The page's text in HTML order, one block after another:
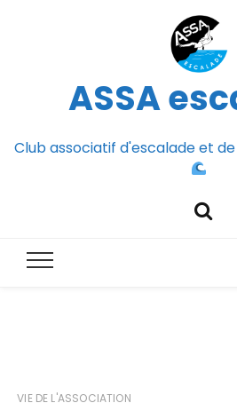
ASSA
Club associatif d'escalade et de
VIE DE L'ASSOCIATION